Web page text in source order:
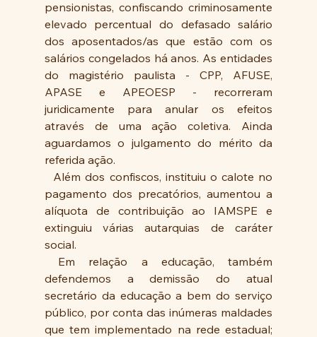
pensionistas, confiscando criminosamente
elevado percentual do defasado salário
dos aposentados/as que estão com os
salários congelados há anos. As entidades
do magistério paulista - CPP, AFUSE,
APASE e APEOESP - recorreram
juridicamente para anular os efeitos
através de uma ação coletiva. Ainda
aguardamos o julgamento do mérito da
referida ação.
pagamento dos precatórios, aumentou a
alíquota de contribuição ao IAMSPE e
extinguiu várias autarquias de caráter
social.
defendemos a demissão do atual
secretário da educação a bem do serviço
público, por conta das inúmeras maldades
que tem implementado na rede estadual;